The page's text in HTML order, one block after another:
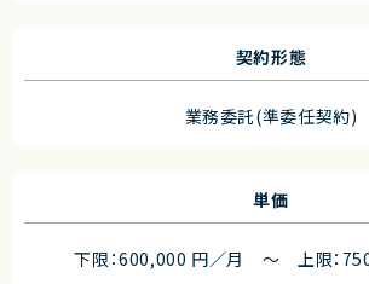
契約形態
業務委託(準委任契約)
単価
下限：600,000 円／月 ～ 上限：